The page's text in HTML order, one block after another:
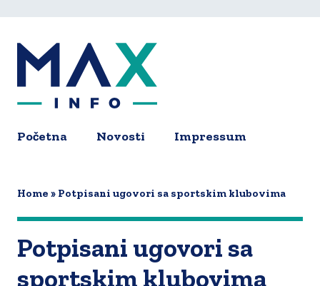
to
content
Početna Novosti Impressum
Home Potpisani ugovori sa sportskim klubovima
Potpisani ugovori sa
sportskim klubovima